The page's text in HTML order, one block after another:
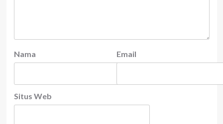
Nama Email
Situs Web